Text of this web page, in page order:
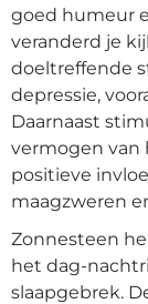
goed humeur
veranderd je
doeltreffende
depressie,
Daarnaast
vermogen van
positieve
maagzweren
Zonnesteen
het dag-
slaapgebrek.